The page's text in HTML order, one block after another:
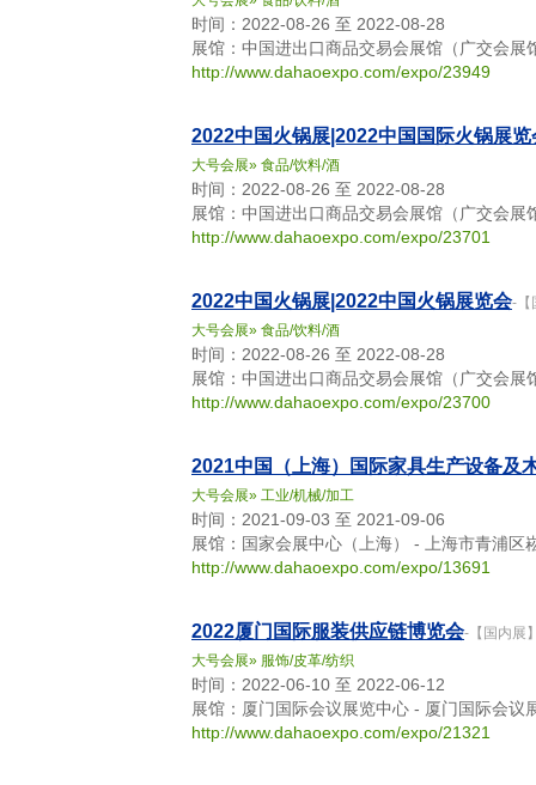
时间：2022-08-26 至 2022-08-28
展馆：中国进出口商品交易会展馆（广交会
http://www.dahaoexpo.com/expo/23949
2022中国火锅展|2022中国国际火锅展览
大号会展» 食品/饮料/酒
时间：2022-08-26 至 2022-08-28
展馆：中国进出口商品交易会展馆（广交会
http://www.dahaoexpo.com/expo/23701
2022中国火锅展|2022中国火锅展览会-【
大号会展» 食品/饮料/酒
时间：2022-08-26 至 2022-08-28
展馆：中国进出口商品交易会展馆（广交会
http://www.dahaoexpo.com/expo/23700
2021中国（上海）国际家具生产设备及
大号会展» 工业/机械/加工
时间：2021-09-03 至 2021-09-06
展馆：国家会展中心（上海） - 上海市青浦区
http://www.dahaoexpo.com/expo/13691
2022厦门国际服装供应链博览会-【国内展
大号会展» 服饰/皮革/纺织
时间：2022-06-10 至 2022-06-12
展馆：厦门国际会议展览中心 - 厦门国际会议
http://www.dahaoexpo.com/expo/21321